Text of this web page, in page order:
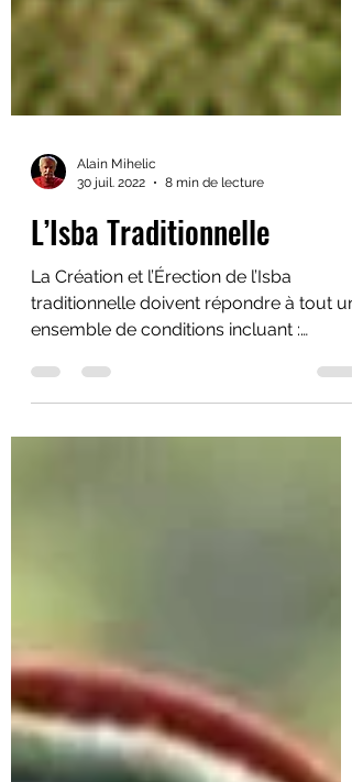
Alain Mihelic
30 juil. 2022
8 min de lecture
L’Isba Traditionnelle
La Création et l’Érection de l’Isba
ensemble de conditions incluant :
Traditions – Technique - Magie